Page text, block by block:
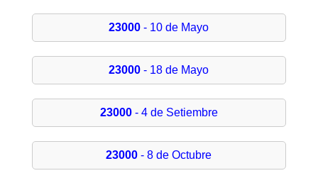
23000 - 10 de Mayo
23000 - 18 de Mayo
23000- 4 de Setiembre
23000 - 8 de Octubre